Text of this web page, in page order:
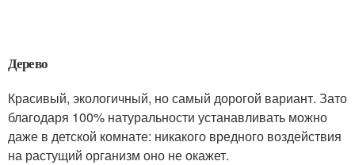
Дерево
Красивый, экологичный, но самый дорогой вариант. Зато
благодаря 100% натуральности устанавливать можно
даже в детской комнате: никакого вредного воздействия
на растущий организм оно не окажет.